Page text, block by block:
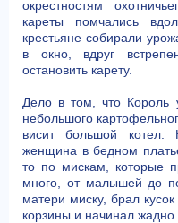
окрестностям
кареты помчались
крестьяне собирали
в окно, вдруг
остановить карету.
Дело в том, что Король
небольшого
висит большой котел.
женщина в бедном
то по мискам, которые
много, от малышей до
матери миску, брал
корзины и начинал жадно